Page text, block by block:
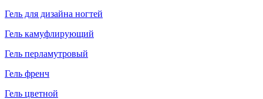
Гель для дизайна ногтей
Гель камуфлирующий
Гель перламутровый
Гель френч
Гель цветной